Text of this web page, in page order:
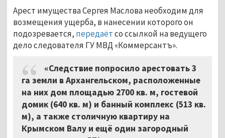
Арест имущества Сергея Маслова необходим для
возмещения ущерба, в нанесении которого он
подозревается, передаётсо ссылкой на ведущего
дело следователя ГУ МВД «Коммерсантъ».
«Следствие попросило арестовать 3
га земли в Архангельском, расположенные
на них дом площадью 2700 кв. м, гостевой
домик (640 кв. м) и банный комплекс (513 кв.
м), а также столичную квартиру на
Крымском Валу и ещё один загородный